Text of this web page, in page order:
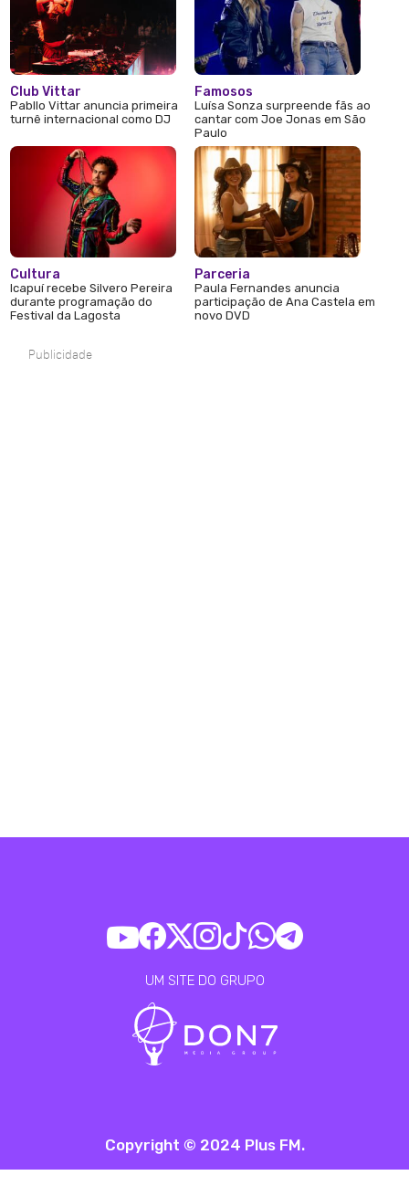
Club Vittar
Pabllo Vittar anuncia primeira
turnê internacional como DJ
Cultura
Icapuí recebe Silvero Pereira
durante programação do
Festival da Lagosta
Famosos
Luísa Sonza surpreende fãs ao
cantar com Joe Jonas em São
Paulo
Parceria
Paula Fernandes anuncia
participação de Ana Castela em
novo DVD
Publicidade
UM SITE DO GRUPO
Copyright © 2024 Plus FM.